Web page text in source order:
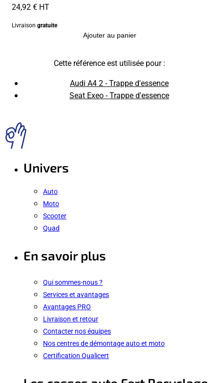
24,92 € HT
Livraison gratuite
Ajouter au panier
Cette référence est utilisée pour :
Audi A4 2 - Trappe d'essence
Seat Exeo - Trappe d'essence
Univers
Auto
Moto
Scooter
Quad
En savoir plus
Qui sommes-nous ?
Services et avantages
Avantages PRO
Livraison et retour
Contacter nos équipes
Nos centres de démontage auto et moto
Certification Qualicert